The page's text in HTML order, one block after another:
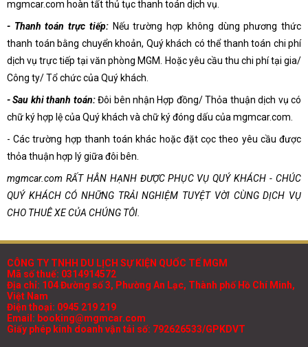
mgmcar.com hoàn tất thủ tục thanh toán dịch vụ.
- Thanh toán trực tiếp:Nếu trường hợp không dùng phương thức
thanh toán bằng chuyển khoản, Quý khách có thể thanh toán chi phí
dịch vụ trực tiếp tại văn phòng MGM. Hoặc yêu cầu thu chi phí tại gia/
Công ty/ Tổ chức của Quý khách.
- Sau khi thanh toán:Đôi bên nhận Hợp đồng/ Thỏa thuận dịch vụ có
chữ ký hợp lệ của Quý khách và chữ ký đóng dấu của mgmcar.com.
- Các trường hợp thanh toán khác hoặc đặt cọc theo yêu cầu được
thỏa thuận hợp lý giữa đôi bên.
mgmcar.com RẤT HÂN HẠNH ĐƯỢC PHỤC VỤ QUÝ KHÁCH - CHÚC
QUÝ KHÁCH CÓ NHỮNG TRẢI NGHIỆM TUYỆT VỜI CÙNG DỊCH VỤ
CHO THUÊ XE CỦA CHÚNG TÔI.
CÔNG TY TNHH DU LỊCH SỰ KIỆN QUỐC TẾ MGM
Mã số thuế: 0314914572
Địa chỉ: 104 Đường số 3, Phường An Lạc, Thành phố Hồ Chí Minh,
Việt Nam
Điện thoại: 0945 219 219
Email: booking@mgmcar.com
Giấy phép kinh doanh vận tải số: 792626533/GPKDVT